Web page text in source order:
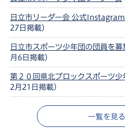
一覧を見る
日立市リーダー会 公式
27日掲載)
日立市スポーツ少年団の団員を募
月6日掲載)
第２０回県北ブロックスポーツ
2月21日掲載)